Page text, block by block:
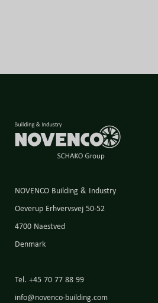
NOVENCO Building & Industry
Oeverup Erhvervsvej 50-52
4700 Naestved
Denmark
Tel. +45 70 77 88 99
info@novenco-building.com